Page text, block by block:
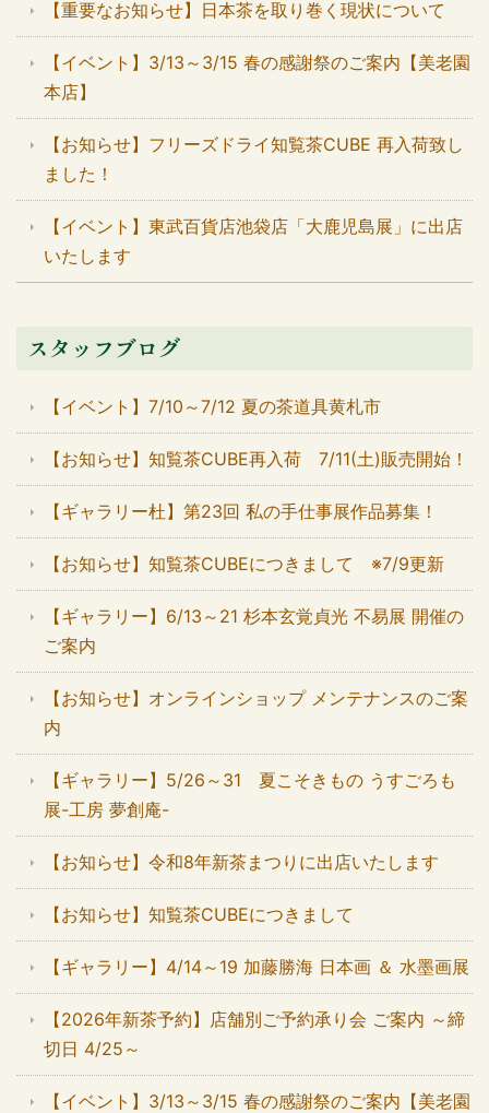
【重要なお知らせ】日本茶を取り巻く現状について
【イベント】3/13～3/15 春の感謝祭のご案内【美老園
本店】
【お知らせ】フリーズドライ知覧茶CUBE 再入荷致し
ました！
【イベント】東武百貨店池袋店「大鹿児島展」に出店
いたします
スタッフブログ
【イベント】7/10～7/12 夏の茶道具黄札市
【お知らせ】知覧茶CUBE再入荷 7/11(土)販売開始！
【ギャラリー杜】第23回 私の手仕事展作品募集！
【お知らせ】知覧茶CUBEにつきまして ※7/9更新
【ギャラリー】6/13～21 杉本玄覚貞光 不易展 開催の
ご案内
【お知らせ】オンラインショップ メンテナンスのご案
内
【ギャラリー】5/26～31 夏こそきもの うすごろも
展-工房 夢創庵-
【お知らせ】令和8年新茶まつりに出店いたします
【お知らせ】知覧茶CUBEにつきまして
【ギャラリー】4/14～19 加藤勝海 日本画 ＆ 水墨画展
【2026年新茶予約】店舗別ご予約承り会 ご案内 ～締
切日 4/25～
【イベント】3/13～3/15 春の感謝祭のご案内【美老園